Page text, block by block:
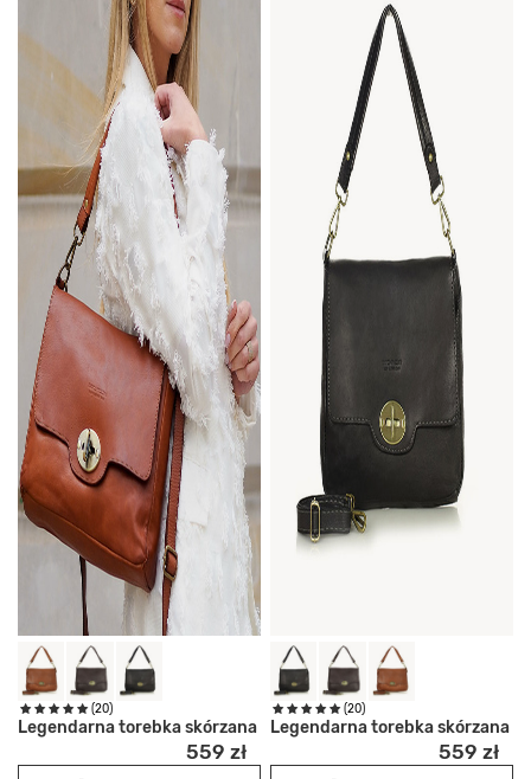
(20)
Legendarna torebka skórzana
559 zł
(20)
Legendarna torebka skórzana
559 zł